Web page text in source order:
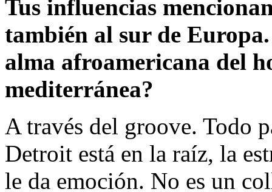
Tus influencias
también al sur de
alma afroamericana del
mediterránea?
A través del groove. Todo
Detroit está en la raíz, la
le da emoción. No es un